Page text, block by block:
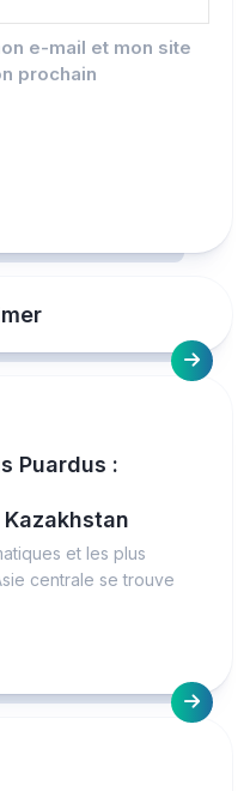
e-mail et mon site
prochain
Puardus :
et les plus
centrale se trouve